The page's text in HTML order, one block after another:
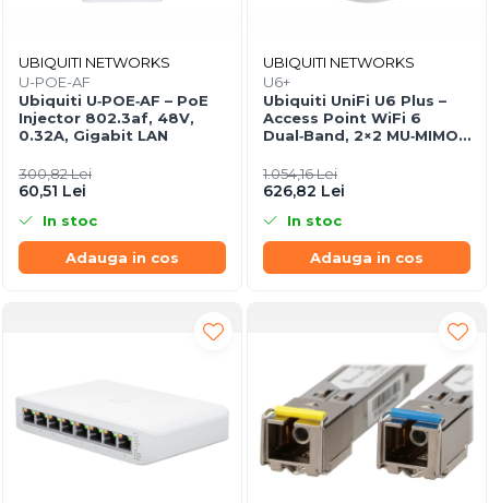
UBIQUITI NETWORKS
U-POE-AF
Ubiquiti U‑POE‑AF – PoE
Injector 802.3af, 48V,
0.32A, Gigabit LAN
300,82 Lei
60,51 Lei
In stoc
Adauga in cos
UBIQUITI NETWORKS
U6+
Ubiquiti UniFi U6 Plus –
Access Point WiFi 6
Dual‑Band, 2×2 MU‑MIMO,
1.054,16 Lei
626,82 Lei
In stoc
Adauga in cos